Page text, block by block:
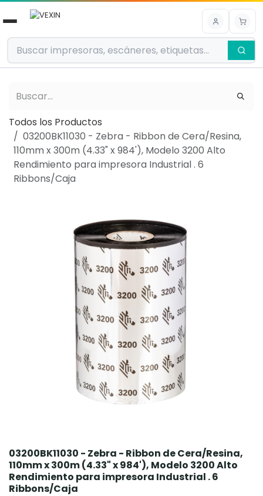
Ir al contenido
Todos los Productos
03200BK11030 - Zebra - Ribbon de Cera/Resina,
110mm x 300m (4.33" x 984'), Modelo 3200 Alto
Rendimiento para impresora Industrial . 6
Ribbons/Caja
03200BK11030 - Zebra - Ribbon de Cera/Resina,
110mm x 300m (4.33" x 984'), Modelo 3200 Alto
Rendimiento para impresora Industrial . 6
Ribbons/Caja